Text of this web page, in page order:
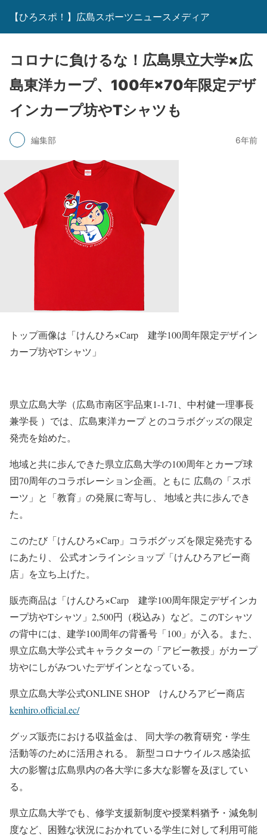
【ひろスポ！】広島スポーツニュースメディア
コロナに負けるな！広島県立大学×広
島東洋カープ、100年×70年限定デザ
インカープ坊やTシャツも
編集部 6年前
トップ画像は「けんひろ×Carp 建学100周年限定デザイン
カープ坊やTシャツ」
県立広島大学（広島市南区宇品東1-1-71、中村健一理事長
兼学長 ）では、広島東洋カープ とのコラボグッズの限定
発売を始めた。
地域と共に歩んできた県立広島大学の100周年とカープ球
団70周年のコラボレーション企画。ともに 広島の「スポ
ーツ」と「教育」の発展に寄与し、 地域と共に歩んでき
た。
このたび「けんひろ×Carp」コラボグッズを限定発売する
にあたり、 公式オンラインショップ「けんひろアビー商
店」を立ち上げた。
販売商品は「けんひろ×Carp 建学100周年限定デザインカ
ープ坊やTシャツ」2,500円（税込み）など。このTシャツ
の背中には、建学100周年の背番号「100」が入る。また、
県立広島大学公式キャラクターの「アビー教授」がカープ
坊やにしがみついたデザインとなっている。
県立広島大学公式ONLINE SHOP けんひろアビー商店
kenhiro.official.ec/
グッズ販売における収益金は、 同大学の教育研究・学生
活動等のために活用される。 新型コロナウイルス感染拡
大の影響は広島県内の各大学に多大な影響を及ぼしてい
る。
県立広島大学でも、修学支援新制度や授業料猶予・減免制
度など、困難な状況におかれている学生に対して利用可能